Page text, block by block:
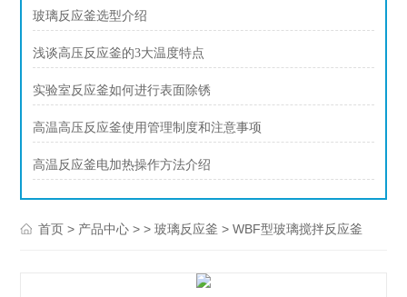
玻璃反应釜选型介绍
浅谈高压反应釜的3大温度特点
实验室反应釜如何进行表面除锈
高温高压反应釜使用管理制度和注意事项
高温反应釜电加热操作方法介绍
首页 > 产品中心 > >玻璃反应釜 > WBF型玻璃搅拌反应釜